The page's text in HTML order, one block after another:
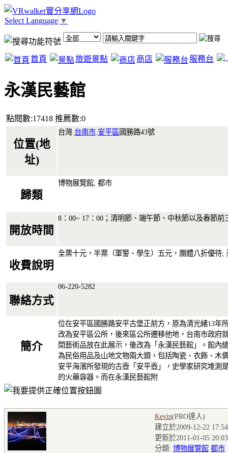
Select Language ▼
首頁 旅遊景點 商店 服務台
永漢民藝館
點閱數:17418 推薦數:0
位置(地
址)
台灣. 台南市 安平區 國勝路43號
歸類
博物展覽館, 都市
開放時間
8：00~ 17：00；清明節、端午節、中秋節以及春節前
收費說明
全票十元，半票（軍警、學生）五元，團體八折優待;
聯絡方式
06-220-5282
簡介
位在安平區國勝路安平古堡正前方，原為清光緒13年
改為安平區公所，後來區公所遷移他地，台南市政府
間藝術品放在此展示，後改為「永漢民藝館」。館內
為民俗用品及山地文物兩大類，包括陶瓷、衣飾、木
安平海濱所發現的古壺「安平壺」，史學家研究堆測
的火藥容器。而在永漢民藝館附
Kevin(PRO達人)
建立於2009-12-22
更新於2011-01-05
分類: 博物展覽館 都市